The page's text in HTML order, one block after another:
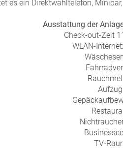
es ein Direktwahltelefon,
Ausstattung der
Check-out-Zeit
WLAN-
Aufzug
TV-